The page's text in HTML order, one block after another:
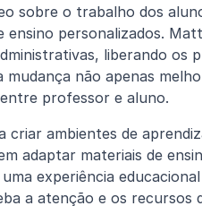
sobre o trabalho dos
ensino personalizados.
liberando os
mudança não apenas
professor e aluno.
criar ambientes de
adaptar materiais de
experiência
a atenção e os recursos